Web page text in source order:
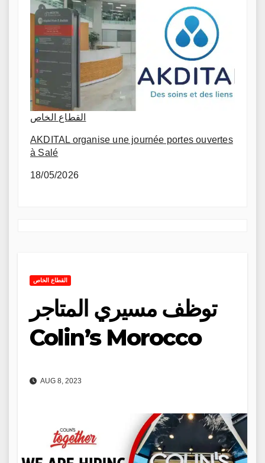
القطاع الخاص
AKDITAL organise une journée portes ouvertes
à Salé
18/05/2026
القطاع الخاص
توظف مسيري المتاجر
Colin’s Morocco
AUG 8, 2023